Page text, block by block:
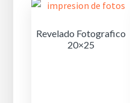
Revelado Fotografico
20×25